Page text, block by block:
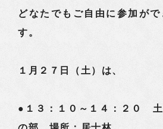
どなたでもご自由に参加が
す。
１月２７日（土） は、
●１３：１０～１４：２０